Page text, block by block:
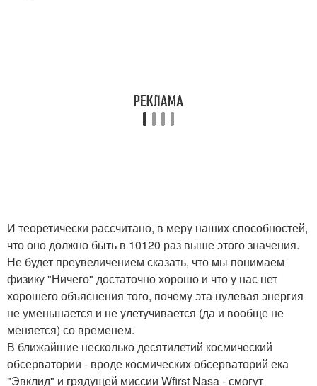
И теоретически рассчитано, в меру наших способностей,
что оно должно быть в 10120 раз выше этого значения.
Не будет преувеличением сказать, что мы понимаем
физику "Ничего" достаточно хорошо и что у нас нет
хорошего объяснения того, почему эта нулевая энергия
не уменьшается и не улетучивается (да и вообще не
меняется) со временем.
В ближайшие несколько десятилетий космический
обсерватории - вроде космических обсерваторий ека
"Эвклид" и грядущей миссии Wfirst Nasa - смогут